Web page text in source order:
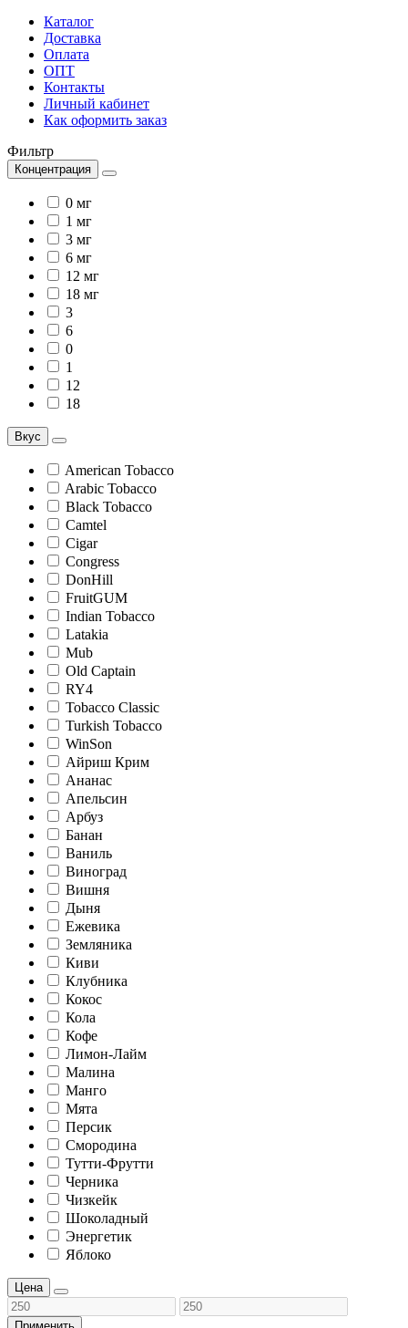
Каталог
Доставка
Оплата
ОПТ
Контакты
Личный кабинет
Как оформить заказ
Фильтр
Концентрация
0 мг
1 мг
3 мг
6 мг
12 мг
18 мг
3
6
0
1
12
18
Вкус
American Tobacco
Arabic Tobacco
Black Tobacco
Camtel
Cigar
Congress
DonHill
FruitGUM
Indian Tobacco
Latakia
Mub
Old Captain
RY4
Tobacco Classic
Turkish Tobacco
WinSon
Айриш Крим
Ананас
Апельсин
Арбуз
Банан
Ваниль
Виноград
Вишня
Дыня
Ежевика
Земляника
Киви
Клубника
Кокос
Кола
Кофе
Лимон-Лайм
Малина
Манго
Мята
Персик
Смородина
Тутти-Фрутти
Черника
Чизкейк
Шоколадный
Энергетик
Яблоко
Цена